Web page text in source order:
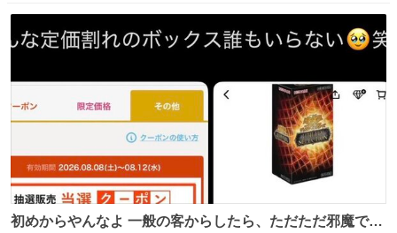
ト
数
数
初めからやんなよ 一般の客からしたら、ただただ邪魔でし